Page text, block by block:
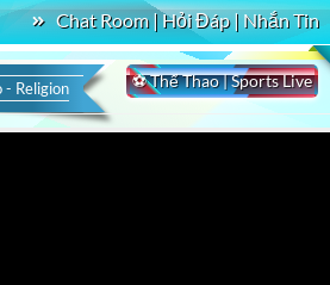
Chat Room | Hỏi Đáp | Nhắn Tin
⚽ Thể Thao | Sports Live
- Religion